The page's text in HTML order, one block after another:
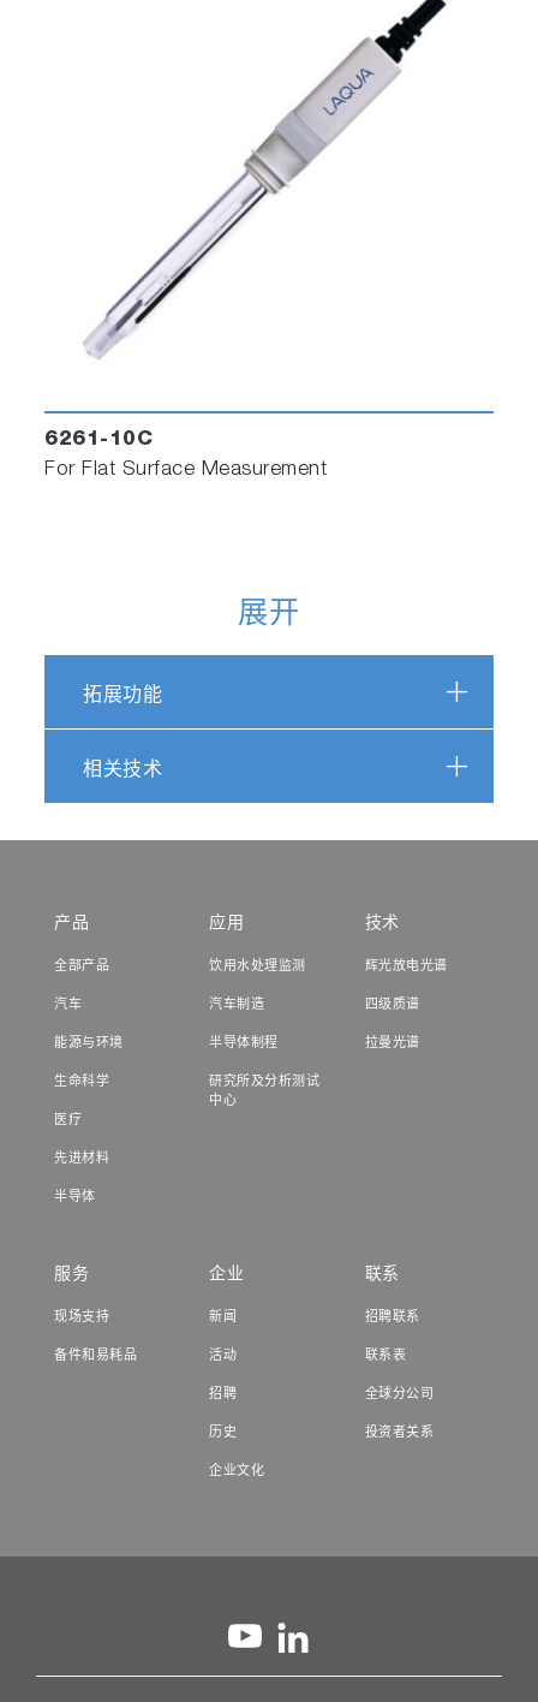
6261-10C
For Flat Surface Measurement
展开
拓展功能
相关技术
产品
全部产品
汽车
能源与环境
生命科学
医疗
先进材料
半导体
应用
饮用水处理监测
汽车制造
半导体制程
研究所及分析测试
中心
技术
辉光放电光谱
四级质谱
拉曼光谱
服务
现场支持
备件和易耗品
企业
新闻
活动
招聘
历史
企业文化
联系
招聘联系
联系表
全球分公司
投资者关系